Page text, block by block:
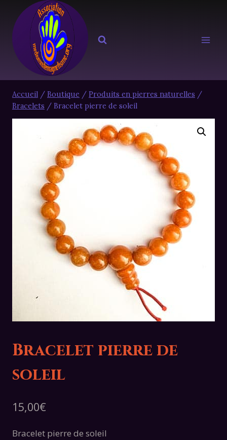
contenu
Accueil / Boutique / Produits en pierres naturelles /
Bracelets / Bracelet pierre de soleil
Bracelet pierre de
soleil
15,00€
Bracelet pierre de soleil